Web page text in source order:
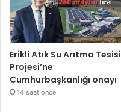
Erikli Atık Su Arıtma Tesisi
Projesi’ne
Cumhurbaşkanlığı onayı
14 saat önce